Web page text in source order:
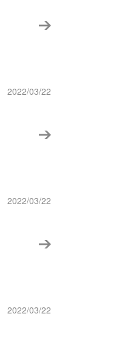
2022/03/22
2022/03/22
2022/03/22